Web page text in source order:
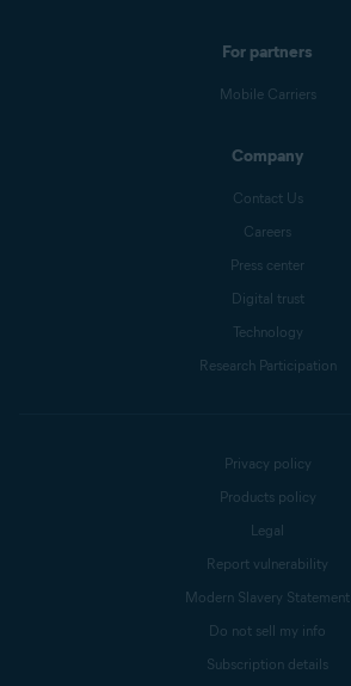
For partners
Mobile Carriers
Company
Contact Us
Careers
Press center
Digital trust
Technology
Research Participation
Privacy policy
Products policy
Legal
Report vulnerability
Modern Slavery Statement
Do not sell my info
Subscription details